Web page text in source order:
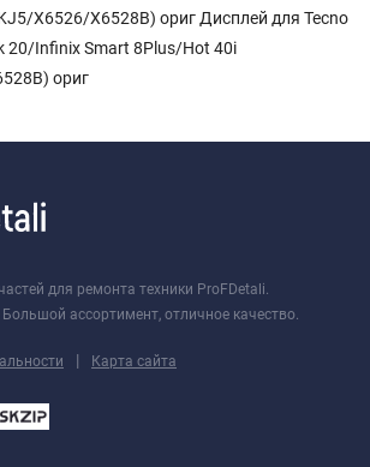
X6526/X6528B) ориг Дисплей для Tecno
20/Infinix Smart 8Plus/Hot 40i
ориг
для ремонта техники ProFDetali.
ассортимент, отличное качество.
| Карта сайта